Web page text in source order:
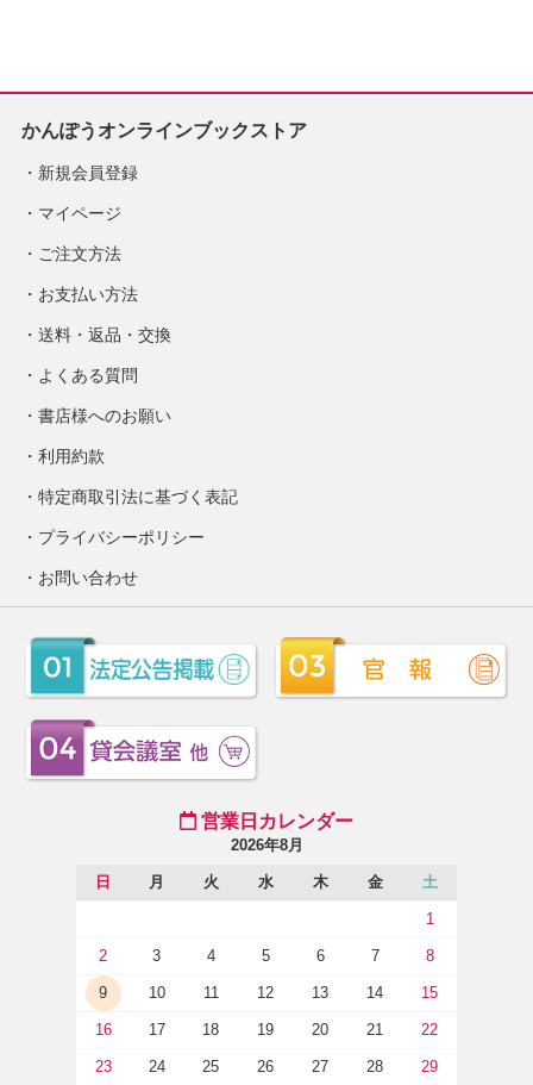
かんぽうオンラインブックストア
新規会員登録
マイページ
ご注文方法
お支払い方法
送料・返品・交換
よくある質問
書店様へのお願い
利用約款
特定商取引法に基づく表記
プライバシーポリシー
お問い合わせ
営業日カレンダー
2026年8月
日 月 火 水 木 金 土
1
2 3 4 5 6 7 8
9 10 11 12 13 14 15
16 17 18 19 20 21 22
23 24 25 26 27 28 29